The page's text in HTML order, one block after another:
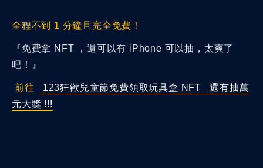
全程不到 1 分鐘且完全免費！
『免費拿 NFT ，還可以有 iPhone 可以抽，太爽了
吧！』
前往
123狂歡兒童節免費領取玩具盒 NFT 還有抽萬
元大獎 !!!